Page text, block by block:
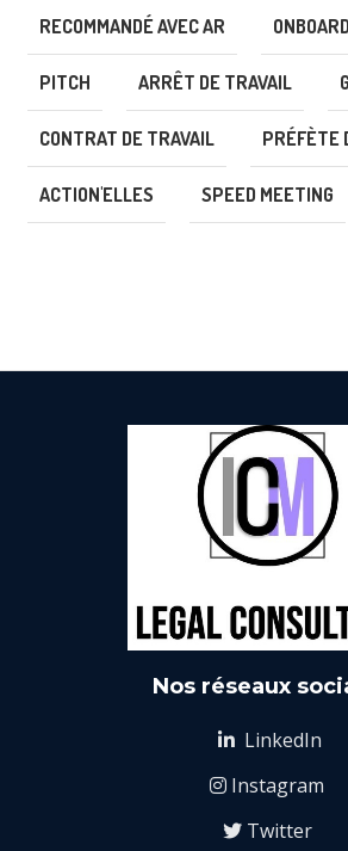
RECOMMANDÉ AVEC AR
PITCH ARRÊT DE TRAVAIL
CONTRAT DE TRAVAIL PRÉFÈTE
ACTION'ELLES SPEED MEETING
Nos réseaux
 LinkedIn
 Instagram
Twitter